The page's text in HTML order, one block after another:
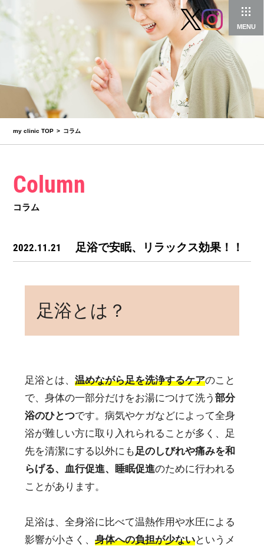
MENU
my clinic TOP コラム
Column
コラム
2022.11.21 足浴で安眠、リラックス効果！！
足浴とは？
足浴とは、温めながら足を洗浄するケアのこと
で、身体の一部分だけをお湯につけて洗う部分
浴のひとつです。病気やケガなどによって全身
浴が難しい方に取り入れられることが多く、足
先を清潔にする以外にも足のしびれや痛みを和
らげる、血行促進、睡眠促進のために行われる
ことがあります。
足浴は、全身浴に比べて温熱作用や水圧による
影響が小さく、身体への負担が少ないというメ